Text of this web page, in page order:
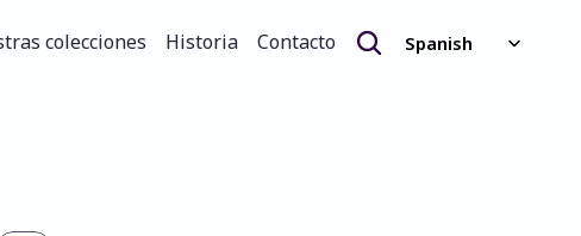
colecciones
Historia
Contacto
Spanish